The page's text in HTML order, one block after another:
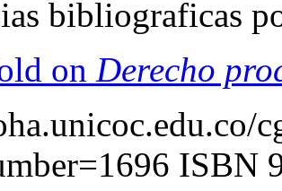
bibliograficas
on Derecho
ISBN